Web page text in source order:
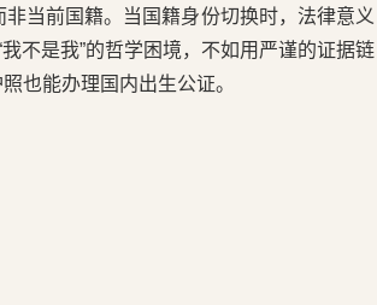
当前国籍。当国籍身份切换时，法律意义
不是我”的哲学困境，不如用严谨的证据链
也能办理国内出生公证。